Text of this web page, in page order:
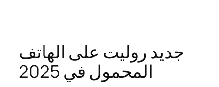
جديد روليت على الهاتف
المحمول في 2025